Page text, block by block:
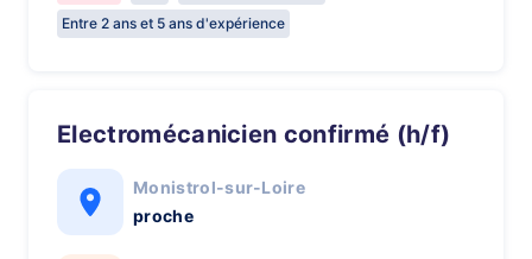
Entre 2 ans et 5 ans d'expérience
Electromécanicien confirmé (h/f)
Monistrol-sur-Loire
proche